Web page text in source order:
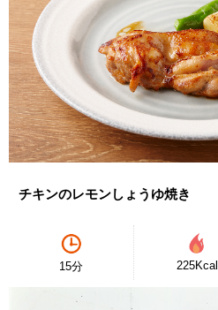
チキンのレモンしょうゆ焼き
15分 225Kcal